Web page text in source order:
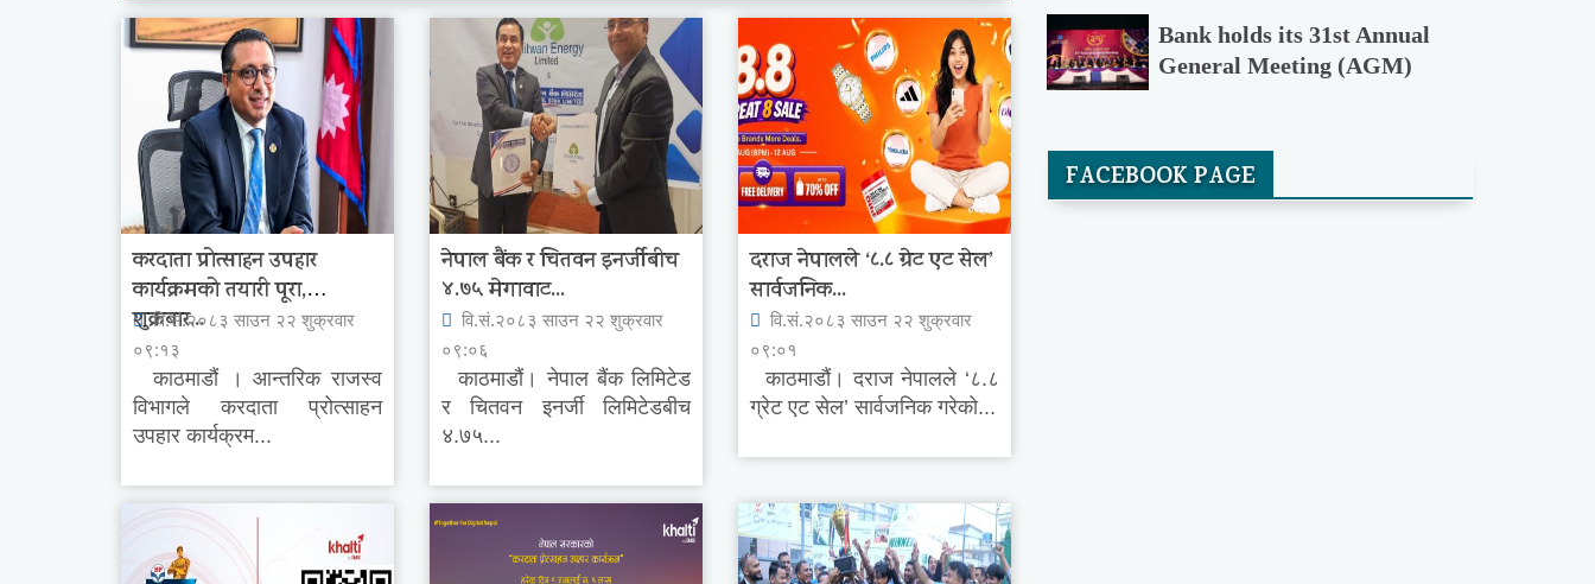
करदाता प्रोत्साहन उपहार
कार्यक्रमको तयारी पूरा,
शुक्रबार...
वि.सं.२०८३ साउन २२ शुक्रवार
०९:१३
काठमाडौं । आन्तरिक राजस्व
विभागले करदाता प्रोत्साहन
उपहार कार्यक्रम...
नेपाल बैंक र चितवन इनर्जीबीच
४.७५ मेगावाट...
वि.सं.२०८३ साउन २२ शुक्रवार
०९:०६
काठमाडौं। नेपाल बैंक लिमिटेड
र चितवन इनर्जी लिमिटेडबीच
४.७५...
दराज नेपालले ‘८.८ ग्रेट एट सेल’
सार्वजनिक...
वि.सं.२०८३ साउन २२ शुक्रवार
०९:०१
काठमाडौं। दराज नेपालले ‘८.८
ग्रेट एट सेल’ सार्वजनिक गरेको...
Bank holds its 31st Annual
General Meeting (AGM)
FACEBOOK PAGE